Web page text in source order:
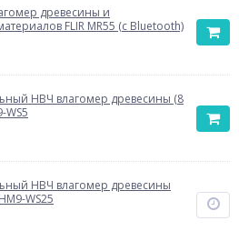
древесины и
FLIR MR55 (с Bluetooth)
НВЧ влагомер древесины (8
WS5
НВЧ влагомер древесины
WS25